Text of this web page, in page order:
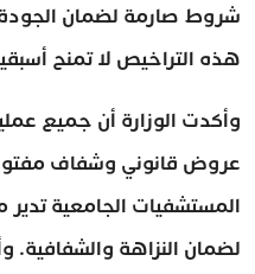
شروط صارمة لضمان الجودة
هذه التراخيص لا تمنح
وأكدت الوزارة أن جميع
عروض قانوني وشفاف
المستشفيات الجامعية
لضمان النزاهة والشفافية.